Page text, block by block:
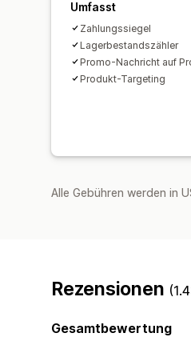
Umfasst
Zahlungssiegel
Lagerbestandszähler
Promo-Nachricht auf
Produkt-Targeting
Alle Gebühren werden in
Rezensionen
Gesamtbewertung